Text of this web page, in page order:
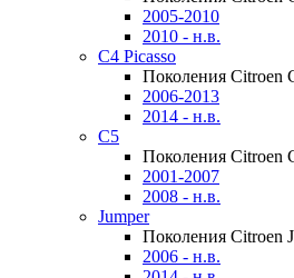
2005-2010
2010 - н.в.
C4 Picasso
Поколения Citroen
2006-2013
2014 - н.в.
C5
Поколения Citroen
2001-2007
2008 - н.в.
Jumper
Поколения Citroen
2006 - н.в.